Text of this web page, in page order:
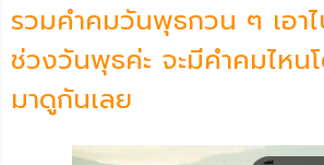
รวมคําคมวันพุธกวน ๆ เอา
ช่วงวันพุธค่ะ จะมีคำคมไหน
มาดูกันเลย